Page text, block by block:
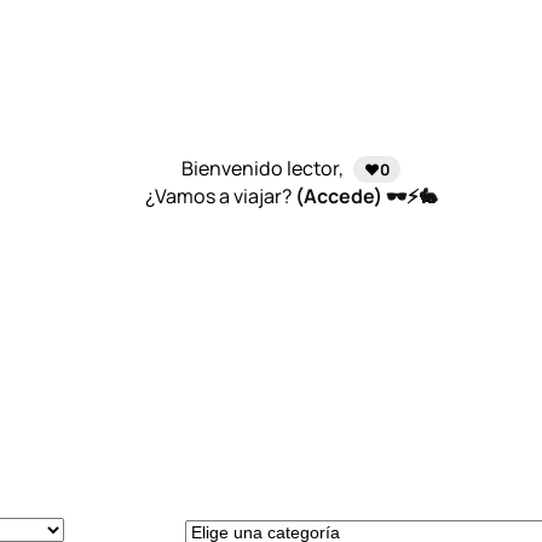
Bienvenido lector, ❤️0
¿Vamos a viajar? (Accede) 🕶️⚡🐇
E